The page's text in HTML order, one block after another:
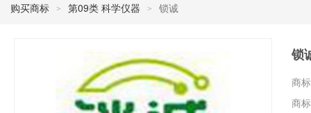
购买商标 > 第09类 科学仪器 > 锁诚
锁
商
商